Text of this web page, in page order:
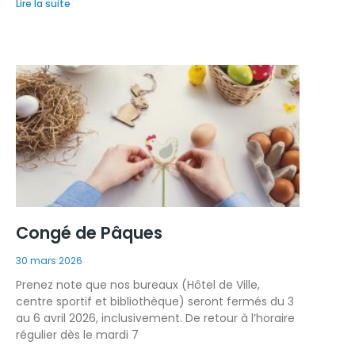
Lire la suite
Congé de Pâques
30 mars 2026
Prenez note que nos bureaux (Hôtel de Ville,
centre sportif et bibliothèque) seront fermés du 3
au 6 avril 2026, inclusivement. De retour à l’horaire
régulier dès le mardi 7